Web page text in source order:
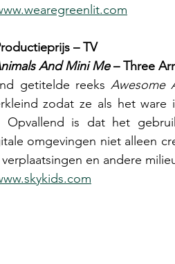
– TV
And Mini Me – Three
getitelde reeks Awesome
zodat ze als het
Opvallend is dat het
omgevingen niet alleen
en andere